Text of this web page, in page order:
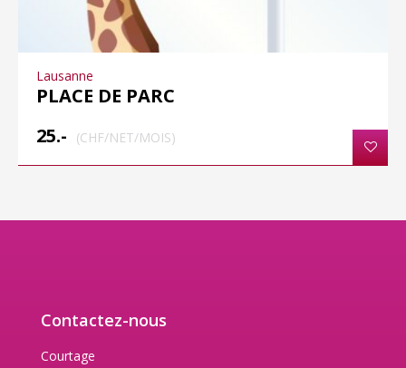
Lausanne
PLACE DE PARC
25.-
(CHF/NET/MOIS)
Contactez-nous
Courtage